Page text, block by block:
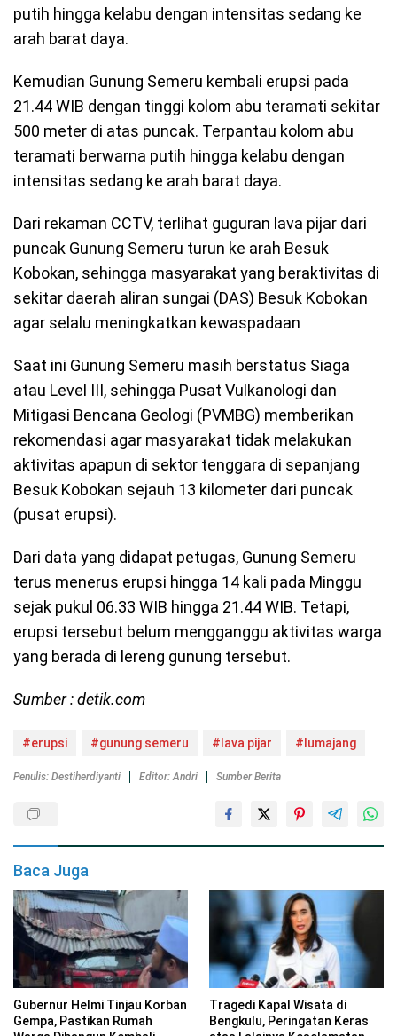
putih hingga kelabu dengan intensitas sedang ke
arah barat daya.
Kemudian Gunung Semeru kembali erupsi pada
21.44 WIB dengan tinggi kolom abu teramati sekitar
500 meter di atas puncak. Terpantau kolom abu
teramati berwarna putih hingga kelabu dengan
intensitas sedang ke arah barat daya.
Dari rekaman CCTV, terlihat guguran lava pijar dari
puncak Gunung Semeru turun ke arah Besuk
Kobokan, sehingga masyarakat yang beraktivitas di
sekitar daerah aliran sungai (DAS) Besuk Kobokan
agar selalu meningkatkan kewaspadaan
Saat ini Gunung Semeru masih berstatus Siaga
atau Level III, sehingga Pusat Vulkanologi dan
Mitigasi Bencana Geologi (PVMBG) memberikan
rekomendasi agar masyarakat tidak melakukan
aktivitas apapun di sektor tenggara di sepanjang
Besuk Kobokan sejauh 13 kilometer dari puncak
(pusat erupsi).
Dari data yang didapat petugas, Gunung Semeru
terus menerus erupsi hingga 14 kali pada Minggu
sejak pukul 06.33 WIB hingga 21.44 WIB. Tetapi,
erupsi tersebut belum mengganggu aktivitas warga
yang berada di lereng gunung tersebut.
Sumber : detik.com
#erupsi #gunung semeru #lava pijar #lumajang
Penulis: Destiherdiyanti Editor: Andri Sumber Berita
Baca Juga
Gubernur Helmi Tinjau Korban
Gempa, Pastikan Rumah
Tragedi Kapal Wisata di
Bengkulu, Peringatan Keras